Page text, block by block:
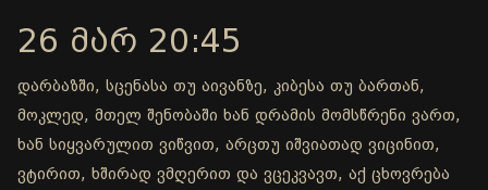
26 ᲛᲐᲠ 20:45
დარბაზში, სცენასა თუ აივანზე, კიბესა თუ ბართან,
მოკლედ, მთელ შენობაში ხან დრამის მომსწრენი ვართ,
ხან სიყვარულით ვიწვით, არცთუ იშვიათად ვიცინით,
ვტირით, ხშირად ვმღერით და ვცეკვავთ, აქ ცხოვრება